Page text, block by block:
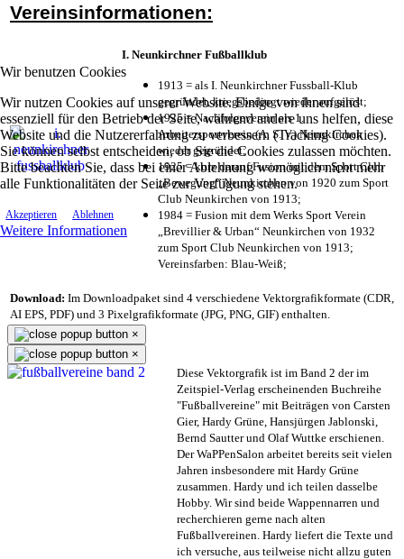
Wir benutzen Cookies
Wir nutzen Cookies auf unserer Website. Einige von ihnen sind
essenziell für den Betrieb der Seite, während andere uns helfen, diese
Website und die Nutzererfahrung zu verbessern (Tracking Cookies).
Sie können selbst entscheiden, ob Sie die Cookies zulassen möchten.
Bitte beachten Sie, dass bei einer Ablehnung womöglich nicht mehr
alle Funktionalitäten der Seite zur Verfügung stehen.
Akzeptieren Ablehnen
Weitere Informationen
Vereinsinformationen:
I. Neunkirchner Fußballklub
1913 = als I. Neunkirchner Fussball-Klub
gegründet, kriegsbedingt wieder aufgelöst;
1925 = Nachfolgeverein als 1.
Arbeitersportverein (A. S. V.) Neunkirchen
wieder gegründet;
1925 = kurz darauf Fusion mit dem Sport Club
„Bewegung“ Neunkirchen von 1920 zum Sport
Club Neunkirchen von 1913;
1984 = Fusion mit dem Werks Sport Verein
„Brevillier & Urban“ Neunkirchen von 1932
zum Sport Club Neunkirchen von 1913;
Vereinsfarben: Blau-Weiß;
Download: Im Downloadpaket sind 4 verschiedene Vektorgrafikformate (CDR,
AI EPS, PDF) und 3 Pixelgrafikformate (JPG, PNG, GIF) enthalten.
×
×
Diese Vektorgrafik ist im Band 2 der im
Zeitspiel-Verlag erscheinenden Buchreihe
"Fußballvereine" mit Beiträgen von Carsten
Gier, Hardy Grüne, Hansjürgen Jablonski,
Bernd Sautter und Olaf Wuttke erschienen.
Der WaPPenSalon arbeitet bereits seit vielen
Jahren insbesondere mit Hardy Grüne
zusammen. Hardy und ich teilen dasselbe
Hobby. Wir sind beide Wappennarren und
recherchieren gerne nach alten
Fußballvereinen. Hardy liefert die Texte und
ich versuche, aus teilweise nicht allzu guten